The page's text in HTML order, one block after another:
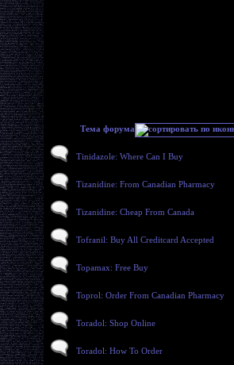
Тема форума
Tinidazole: Where Can I Buy
Tizanidine: From Canadian Pharmacy
Tizanidine: Cheap From Canada
Tofranil: Buy All Creditcard Accepted
Topamax: Free Buy
Toprol: Order From Canadian Pharmacy
Toradol: Shop Online
Toradol: How To Order